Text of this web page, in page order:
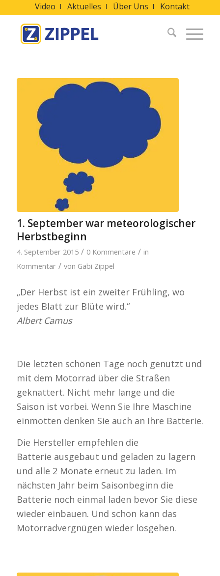
Video Aktuelles Über Uns Kontakt
1. September war meteorologischer
Herbstbeginn
4. September 2015 / 0 Kommentare / in
Kommentar / von Gabi Zippel
„Der Herbst ist ein zweiter Frühling, wo
jedes Blatt zur Blüte wird.“
Albert Camus
Die letzten schönen Tage noch genutzt und
mit dem Motorrad über die Straßen
geknattert. Nicht mehr lange und die
Saison ist vorbei. Wenn Sie Ihre Maschine
einmotten denken Sie auch an Ihre Batterie.
Die Hersteller empfehlen die
Batterie ausgebaut und geladen zu lagern
und alle 2 Monate erneut zu laden. Im
nächsten Jahr beim Saisonbeginn die
Batterie noch einmal laden bevor Sie diese
wieder einbauen. Und schon kann das
Motorradvergnügen wieder losgehen.